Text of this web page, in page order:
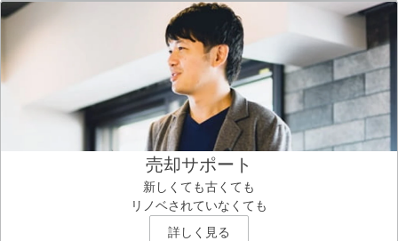
売却サポート
新しくても古くても
リノベされていなくても
詳しく見る